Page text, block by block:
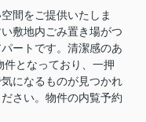
間をご提供いたしま
敷地内ごみ置き場がつ
ートです。清潔感のあ
となっており、一押
になるものが見つかれ
さい。物件の内覧予約